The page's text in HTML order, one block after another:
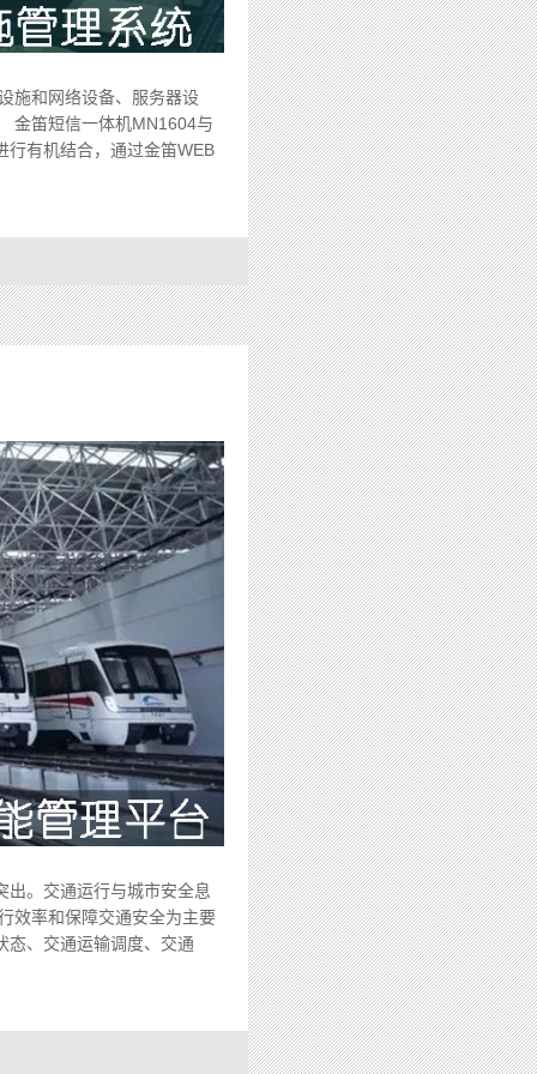
施和网络设备、服务器设
金笛短信一体机MN1604与
行有机结合，通过金笛WEB
。交通运行与城市安全息
效率和保障交通安全为主要
态、交通运输调度、交通